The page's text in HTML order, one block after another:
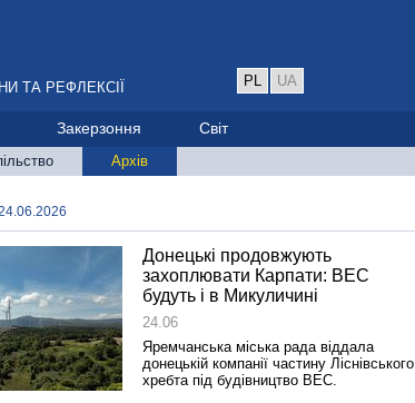
ТА РЕФЛЕКСІЇ PL UA
Закерзоння Світ
Архів
Донецькі продовжують
захоплювати Карпати: ВЕС
будуть і в Микуличині
24.06
Яремчанська міська рада віддала
донецькій компанії частину Ліснівського
хребта під будівництво ВЕС.